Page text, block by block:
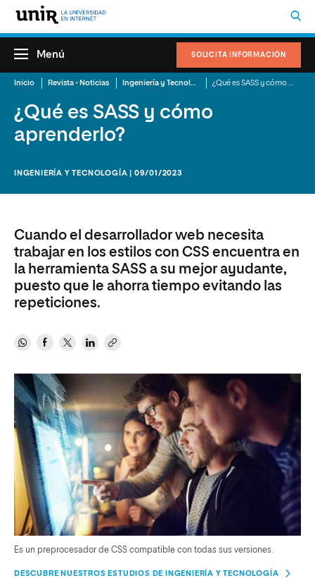
SOLICITA INFORMACIÓN
Menú
Inicio Revista - Noticias Ingeniería y Tecnología
¿Qué es SASS y cómo
aprenderlo?
INGENIERÍA Y TECNOLOGÍA | 09/01/2023
Cuando el desarrollador web necesita
trabajar en los estilos con CSS encuentra en
la herramienta SASS a su mejor ayudante,
puesto que le ahorra tiempo evitando las
repeticiones.
Es un preprocesador de CSS compatible con todas sus versiones.
DESCUBRE NUESTROS ESTUDIOS DE INGENIERÍA Y TECNOLOGÍA